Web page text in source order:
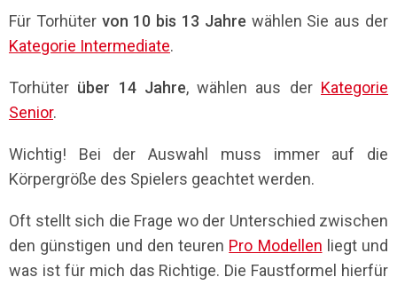
Für Torhüter von 10 bis 13 Jahre wählen Sie aus der
Kategorie Intermediate.
Torhüter über 14 Jahre, wählen aus der Kategorie
Senior.
Wichtig! Bei der Auswahl muss immer auf die
Körpergröße des Spielers geachtet werden.
Oft stellt sich die Frage wo der Unterschied zwischen
den günstigen und den teuren Pro Modellen liegt und
was ist für mich das Richtige. Die Faustformel hierfür